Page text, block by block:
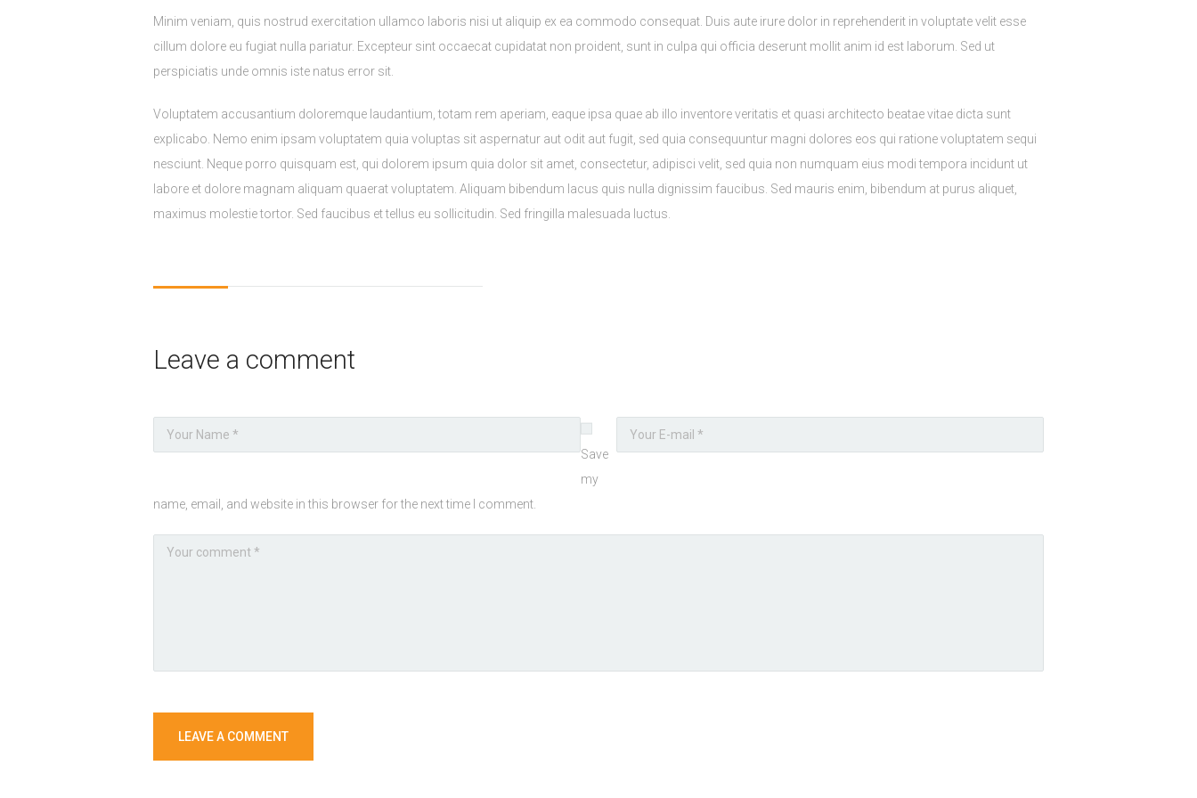
Minim veniam, quis nostrud exercitation ullamco laboris nisi ut aliquip ex ea commodo consequat. Duis aute irure dolor in reprehenderit in voluptate velit esse
cillum dolore eu fugiat nulla pariatur. Excepteur sint occaecat cupidatat non proident, sunt in culpa qui officia deserunt mollit anim id est laborum. Sed ut
perspiciatis unde omnis iste natus error sit.
Voluptatem accusantium doloremque laudantium, totam rem aperiam, eaque ipsa quae ab illo inventore veritatis et quasi architecto beatae vitae dicta sunt
explicabo. Nemo enim ipsam voluptatem quia voluptas sit aspernatur aut odit aut fugit, sed quia consequuntur magni dolores eos qui ratione voluptatem sequi
nesciunt. Neque porro quisquam est, qui dolorem ipsum quia dolor sit amet, consectetur, adipisci velit, sed quia non numquam eius modi tempora incidunt ut
labore et dolore magnam aliquam quaerat voluptatem. Aliquam bibendum lacus quis nulla dignissim faucibus. Sed mauris enim, bibendum at purus aliquet,
maximus molestie tortor. Sed faucibus et tellus eu sollicitudin. Sed fringilla malesuada luctus.
Leave a comment
Save
my
name, email, and website in this browser for the next time I comment.